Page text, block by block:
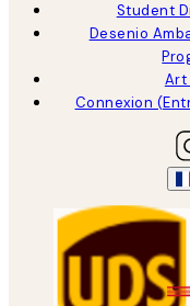
Student
Desenio
Art
Connexion